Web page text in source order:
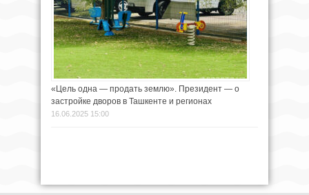
«Цель одна — продать землю». Президент — о
застройке дворов в Ташкенте и регионах
16.06.2025 15:00